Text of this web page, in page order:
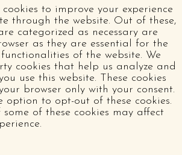
cookies to improve your experience
through the website. Out of these,
categorized as necessary are
as they are essential for the
of the website. We
cookies that help us analyze and
use this website. These cookies
browser only with your consent.
option to opt-out of these cookies.
of these cookies may affect